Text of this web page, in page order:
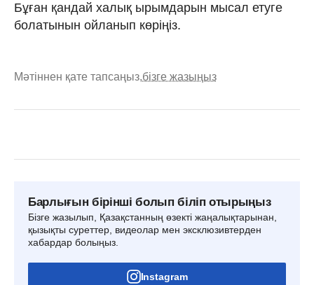
Бұған қандай халық ырымдарын мысал етуге
болатынын ойланып көріңіз.
Мәтіннен қате тапсаңыз,бізге жазыңыз
Барлығын бірінші болып біліп отырыңыз
Бізге жазылып, Қазақстанның өзекті жаңалықтарынан,
қызықты суреттер, видеолар мен эксклюзивтерден
хабардар болыңыз.
Instagram